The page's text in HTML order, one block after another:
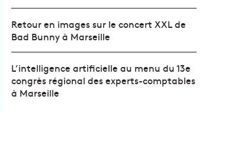
Retour en images sur le concert XXL de
Bad Bunny à Marseille
L’intelligence artificielle au menu du 13e
congrès régional des experts-comptables
à Marseille